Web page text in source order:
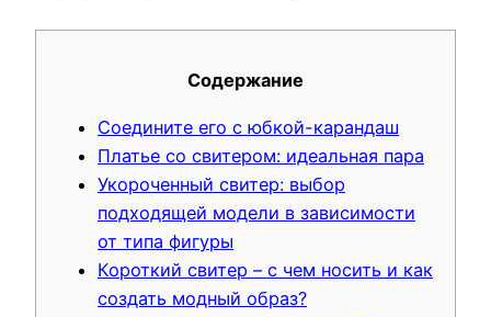
Содержание
Соедините его с юбкой-карандаш
Платье со свитером: идеальная пара
Укороченный свитер: выбор
подходящей модели в зависимости
от типа фигуры
Короткий свитер – с чем носить и как
создать модный образ?